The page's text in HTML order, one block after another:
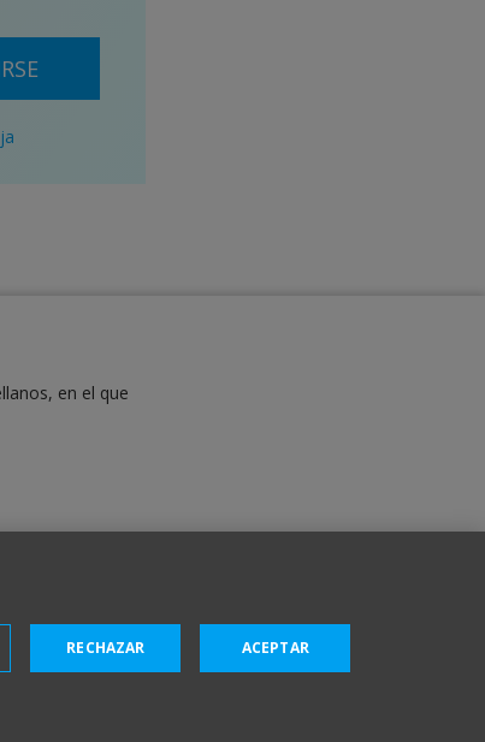
en el que
RECHAZAR ACEPTAR